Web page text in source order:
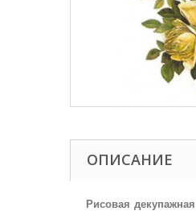
ОПИСАНИЕ
Рисовая